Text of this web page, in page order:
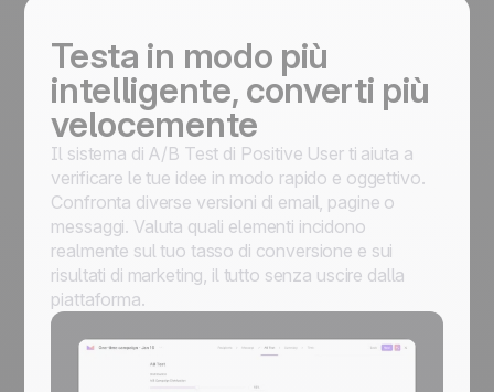
Testa in modo più
intelligente, converti più
velocemente
Il sistema di A/B Test di Positive User ti aiuta a
verificare le tue idee in modo rapido e oggettivo.
Confronta diverse versioni di email, pagine o
messaggi. Valuta quali elementi incidono
realmente sul tuo tasso di conversione e sui
risultati di marketing, il tutto senza uscire dalla
piattaforma.